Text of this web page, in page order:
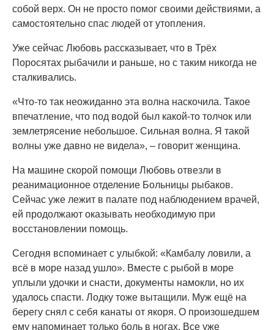
собой верх. Он не просто помог своими действиями, а
самостоятельно спас людей от утопления.
Уже сейчас Любовь рассказывает, что в Трёх
Поросятах рыбачили и раньше, но с таким никогда не
сталкивались.
«Что-то так неожиданно эта волна наскочила. Такое
впечатление, что под водой был какой-то толчок или
землетрясение небольшое. Сильная волна. Я такой
волны уже давно не видела», – говорит женщина.
На машине скорой помощи Любовь отвезли в
реанимационное отделение Больницы рыбаков.
Сейчас уже лежит в палате под наблюдением врачей,
ей продолжают оказывать необходимую при
восстановлении помощь.
Сегодня вспоминает с улыбкой: «Камбалу ловили, а
всё в море назад ушло». Вместе с рыбой в море
уплыли удочки и снасти, документы намокли, но их
удалось спасти. Лодку тоже вытащили. Муж ещё на
берегу снял с себя канаты от якоря. О произошедшем
ему напоминает только боль в ногах. Все уже